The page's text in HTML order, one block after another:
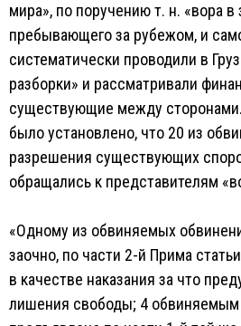
мира», по поручению т. н. «вора в
пребывающего за рубежом, и
систематически проводили в
разборки» и рассматривали
существующие между
было установлено, что 20 из
разрешения существующих
обращались к представителям
«Одному из обвиняемых
заочно, по части 2-й Прима
в качестве наказания за что
лишения свободы; 4 обвиняемым